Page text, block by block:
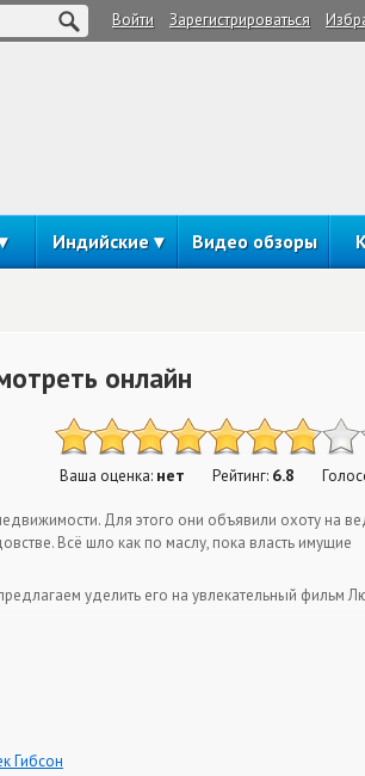
Войти Зарегистрироваться
Индийские Видео обзоры
онлайн
Ваша оценка: нет Рейтинг: 6.8
Для этого они объявили охоту на
Всё шло как по маслу, пока власть имущие
уделить его на увлекательный фильм
Гибсон